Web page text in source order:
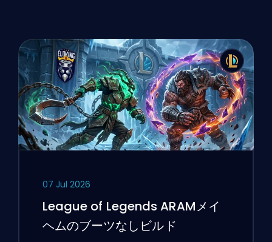
07 Jul 2026
League of Legends ARAMメイ
ヘムのブーツなしビルド